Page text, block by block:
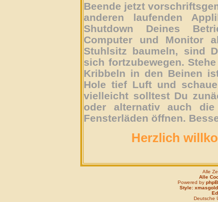
Beende jetzt
anderen laufenden
Shutdown Deines
Computer und Monitor
Stuhlsitz baumeln, sind
sich fortzubewegen.
Kribbeln in den Beinen
Hole tief Luft und
vielleicht solltest Du
oder alternativ auch
Fensterläden öffnen.
Herzlich
Alle
Alle
Powered by
Style: xmasgold
Deutsche